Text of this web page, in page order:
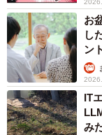
お
し
ン
IT
み